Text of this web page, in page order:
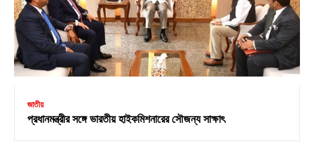
জাতীয়
প্রধানমন্ত্রীর সঙ্গে ভারতীয় হাইকমিশনারের সৌজন্য সাক্ষাৎ